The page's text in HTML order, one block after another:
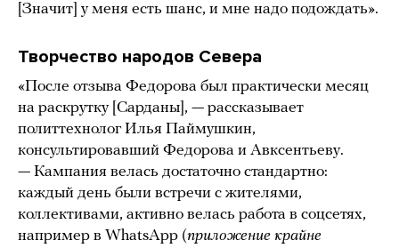
[Значит] у меня есть шанс, и мне надо подождать».
Творчество народов Севера
«После отзыва Федорова был практически месяц
на раскрутку [Сарданы], — рассказывает
политтехнолог Илья Паймушкин,
консультировавший Федорова и Авксентьеву.
— Кампания велась достаточно стандартно:
каждый день были встречи с жителями,
коллективами, активно велась работа в соцсетях,
например в WhatsApp (приложение крайне